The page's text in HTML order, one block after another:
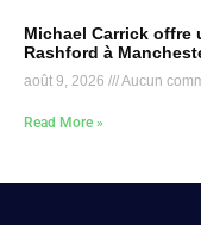
Michael Carrick offre
Rashford à
août 9, 2026 Aucun
Read More »